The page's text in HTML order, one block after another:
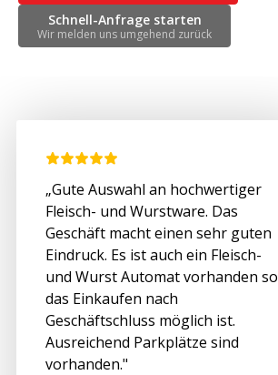
Schnell-Anfrage starten
Wir melden uns umgehend zurück
„Gute Auswahl an hochwertiger
Fleisch- und Wurstware. Das
Geschäft macht einen sehr guten
Eindruck. Es ist auch ein Fleisch-
und Wurst Automat vorhanden so
das Einkaufen nach
Geschäftschluss möglich ist.
Ausreichend Parkplätze sind
vorhanden."